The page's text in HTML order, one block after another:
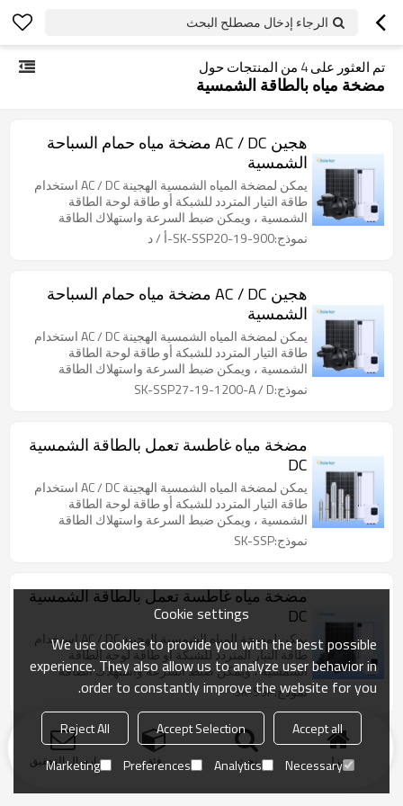
الرجاء إدخال مصطلح البحث
تم العثور على4 من المنتجات حول
مضخة مياه بالطاقة الشمسية
هجين AC / DC مضخة مياه حمام السباحة
الشمسية
يمكن لمضخة المياه الشمسية الهجينة AC / DC استخدام
طاقة التيار المتردد للشبكة أو طاقة لوحة الطاقة
الشمسية ، ويمكن ضبط السرعة واستهلاك الطاقة
نموذج:SK-SSP20-19-900-أ / د
هجين AC / DC مضخة مياه حمام السباحة
الشمسية
يمكن لمضخة المياه الشمسية الهجينة AC / DC استخدام
طاقة التيار المتردد للشبكة أو طاقة لوحة الطاقة
الشمسية ، ويمكن ضبط السرعة واستهلاك الطاقة
نموذج:SK-SSP27-19-1200-A / D
مضخة مياه غاطسة تعمل بالطاقة الشمسية
DC
يمكن لمضخة المياه الشمسية الهجينة AC / DC استخدام
طاقة التيار المتردد للشبكة أو طاقة لوحة الطاقة
الشمسية ، ويمكن ضبط السرعة واستهلاك الطاقة
نموذج:SK-SSP
مضخة مياه غاطسة تعمل بالطاقة الشمسية
DC
يمكن لمضخة المياه الشمسية الهجينة AC / DC استخدام
طاقة التيار المتردد للشبكة أو طاقة لوحة الطاقة
الشمسية ، ويمكن ضبط السرعة واستهلاك الطاقة
نموذج:SK-SSP
منزل بحث فئة ارسال التحقيق
Cookie settings
We use cookies to provide you with the best possible
experience. They also allow us to analyze user behavior in
order to constantly improve the website for you.
Accept all
Accept Selection
Reject All
Necessary
Analytics
Preferences
Marketing